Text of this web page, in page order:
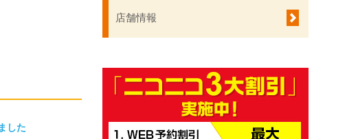
した
店舗情報